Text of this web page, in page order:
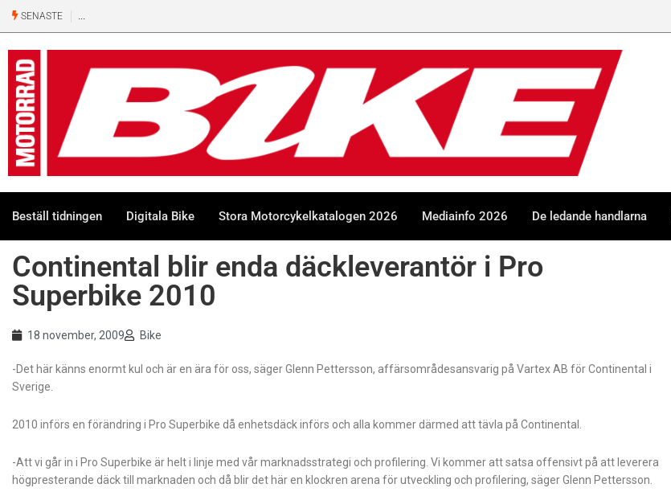
SENASTE
Beställ tidningen Digitala Bike Stora Motorcykelkatalogen 2026 Mediainfo 2026 De ledande handlarna
Continental blir enda däckleverantör i Pro
Superbike 2010
18 november, 2009 Bike
-Det här känns enormt kul och är en ära för oss, säger Glenn Pettersson, affärsområdesansvarig på Vartex AB för Continental i
Sverige.
2010 införs en förändring i Pro Superbike då enhetsdäck införs och alla kommer därmed att tävla på Continental.
-Att vi går in i Pro Superbike är helt i linje med vår marknadsstrategi och profilering. Vi kommer att satsa offensivt på att leverera
högpresterande däck till marknaden och då blir det här en klockren arena för utveckling och profilering, säger Glenn Pettersson.